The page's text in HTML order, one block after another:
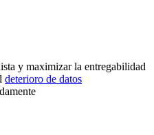
y maximizar la entregabilidad
deterioro de datos